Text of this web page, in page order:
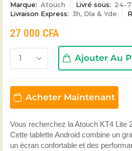
Marque: Atouch Livré sous: 24-
Livraison Express: 3h, Dla & Yde
27 000 CFA
Ajouter Au
Acheter Maintenant
Vous recherchez la Atouch KT4 Lite
Cette tablette Android combine un
un écran confortable et des